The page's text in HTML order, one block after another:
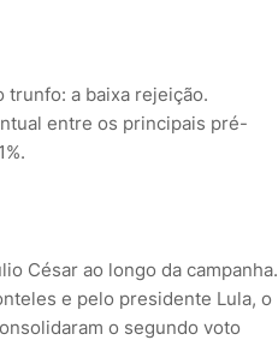
a baixa rejeição.
entre os principais pré-
César ao longo da campanha.
e pelo presidente Lula, o
o segundo voto